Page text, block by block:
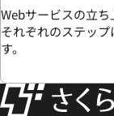
Webサービスの立ち
それぞれのステッ
す。